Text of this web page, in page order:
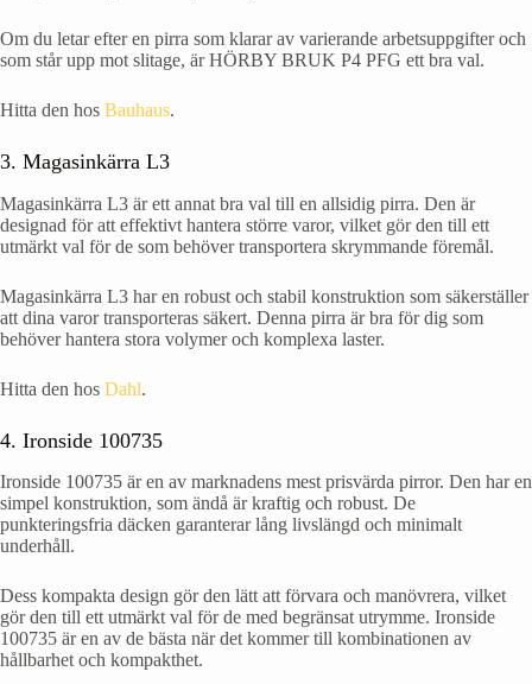
Om du letar efter en pirra som klarar av varierande arbetsuppgifter och
som står upp mot slitage, är HÖRBY BRUK P4 PFG ett bra val.
Hitta den hos Bauhaus.
3. Magasinkärra L3
Magasinkärra L3 är ett annat bra val till en allsidig pirra. Den är
designad för att effektivt hantera större varor, vilket gör den till ett
utmärkt val för de som behöver transportera skrymmande föremål.
Magasinkärra L3 har en robust och stabil konstruktion som säkerställer
att dina varor transporteras säkert. Denna pirra är bra för dig som
behöver hantera stora volymer och komplexa laster.
Hitta den hos Dahl.
4. Ironside 100735
Ironside 100735 är en av marknadens mest prisvärda pirror. Den har en
simpel konstruktion, som ändå är kraftig och robust. De
punkteringsfria däcken garanterar lång livslängd och minimalt
underhåll.
Dess kompakta design gör den lätt att förvara och manövrera, vilket
gör den till ett utmärkt val för de med begränsat utrymme. Ironside
100735 är en av de bästa när det kommer till kombinationen av
hållbarhet och kompakthet.